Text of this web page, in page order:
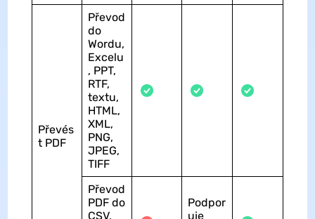
Převés
t PDF
Převod
do
Wordu,
Excelu
, PPT,
RTF,
textu,
HTML,
XML,
PNG,
JPEG,
TIFF
Převod
PDF do
CSV,
Podpor
uje